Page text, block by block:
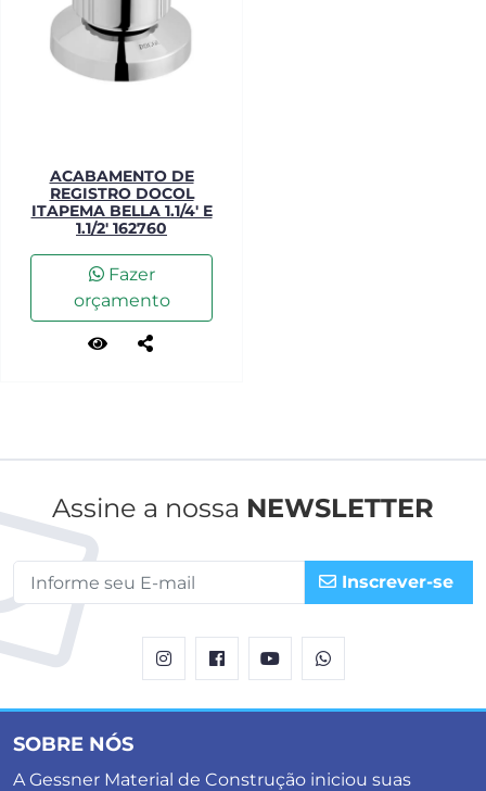
ACABAMENTO DE
REGISTRO DOCOL
ITAPEMA BELLA 1.1/4' E
1.1/2' 162760
Fazer
orçamento
Assine a nossa NEWSLETTER
Inscrever-se
SOBRE NÓS
A Gessner Material de Construção iniciou suas